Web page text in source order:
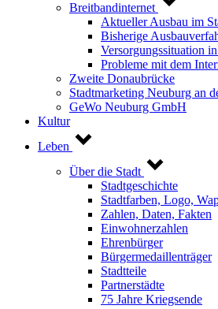
Breitbandinternet
Aktueller Ausbau im
Bisherige
Versorgungssituation
Probleme mit dem
Zweite Donaubrücke
Stadtmarketing Neuburg an
GeWo Neuburg GmbH
Kultur
Leben
Über die Stadt
Stadtgeschichte
Stadtfarben, Logo,
Zahlen, Daten, Fakten
Einwohnerzahlen
Ehrenbürger
Bürgermedaillenträger
Stadtteile
Partnerstädte
75 Jahre Kriegsende